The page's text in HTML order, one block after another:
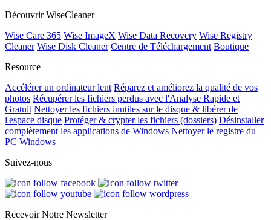
Découvrir WiseCleaner
Wise Care 365 Wise ImageX Wise Data Recovery Wise Registry
Cleaner Wise Disk Cleaner Centre de Téléchargement Boutique
Resource
Accélérer un ordinateur lent Réparez et améliorez la qualité de vos
photos Récupérer les fichiers perdus avec l'Analyse Rapide et
Gratuit Nettoyer les fichiers inutiles sur le disque & libérer de
l'espace disque Protéger & crypter les fichiers (dossiers) Désinstaller
complètement les applications de Windows Nettoyer le registre du
PC Windows
Suivez-nous
Recevoir Notre Newsletter